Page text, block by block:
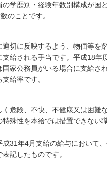
学歴別・経験年数別構成が国
のことです。
切に反映するよう、物価等を
給される手当です。平成18年
家公務員がいる場合に支給さ
給率です。
危険、不快、不健康又は困難
殊性を本給では措置できない
31年4月支給の給与において
記したものです。